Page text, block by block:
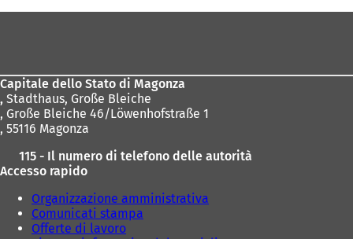
Capitale dello Stato di Magonza
, Stadthaus, Große Bleiche
, Große Bleiche 46/Löwenhofstraße 1
, 55116 Magonza
115 - Il numero di telefono delle autorità
Accesso rapido
Organizzazione amministrativa
Comunicati stampa
Offerte di lavoro